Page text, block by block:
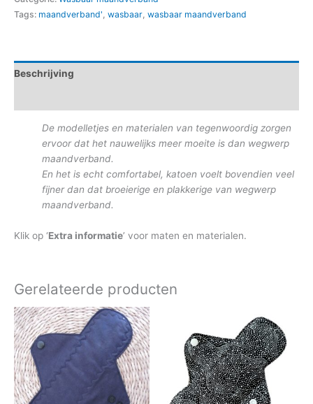
Tags: maandverband', wasbaar, wasbaar maandverband
Beschrijving
De modelletjes en materialen van tegenwoordig zorgen
ervoor dat het nauwelijks meer moeite is dan wegwerp
maandverband.
En het is echt comfortabel, katoen voelt bovendien veel
fijner dan dat broeierige en plakkerige van wegwerp
maandverband.
Klik op ‘Extra informatie’ voor maten en materialen.
Gerelateerde producten